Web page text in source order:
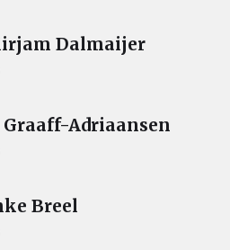
Dalmaijer
Adriaansen
Breel